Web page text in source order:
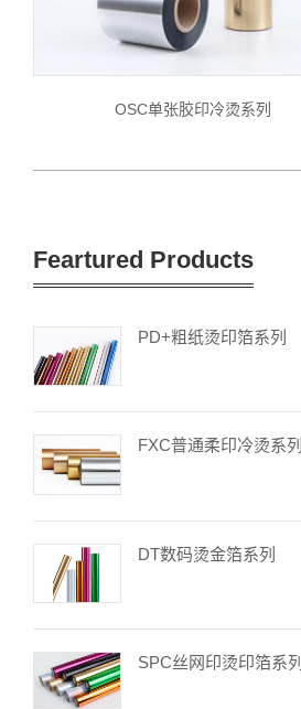
OSC单张胶印冷烫系列
Feartured Products
PD+粗纸烫印箔系列
FXC普通柔印冷烫系列
DT数码烫金箔系列
SPC丝网印烫印箔系列